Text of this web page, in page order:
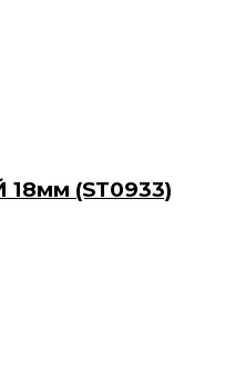
(ST0933)